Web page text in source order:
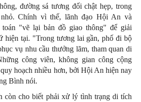
đường sá tương đối chật hẹp, trong
Chính vì thế, lãnh đạo Hội An và
"vẽ lại bản đồ giao thông" để giải
hiện tại. "Trong tương lai gần, phố đi bộ
vụ nhu cầu thưởng lãm, tham quan di
công viên, không gian công cộng
hoạch nhiều hơn, bởi Hội An hiện nay
Bình nói.
còn cho biết phải xử lý tình trạng di tích